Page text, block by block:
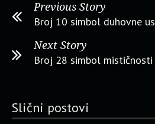
Previous Story
Broj 10 simbol duhovne
Next Story
Broj 28 simbol mističnosti
Slični postovi